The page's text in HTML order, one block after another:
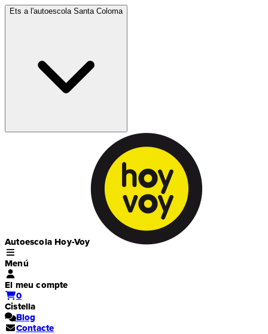
Ets a l'autoescola Santa Coloma
Autoescola Hoy-Voy
Menú
El meu compte
0
Cistella
Blog
Contacte